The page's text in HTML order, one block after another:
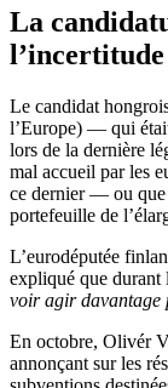
La
l’incertitude
Le candidat
l’Europe) — qui
lors de la dernière
mal accueil par les
ce dernier — ou
portefeuille de
L’eurodéputée
expliqué que
voir agir davantage
En octobre, Olivér
annonçant sur les